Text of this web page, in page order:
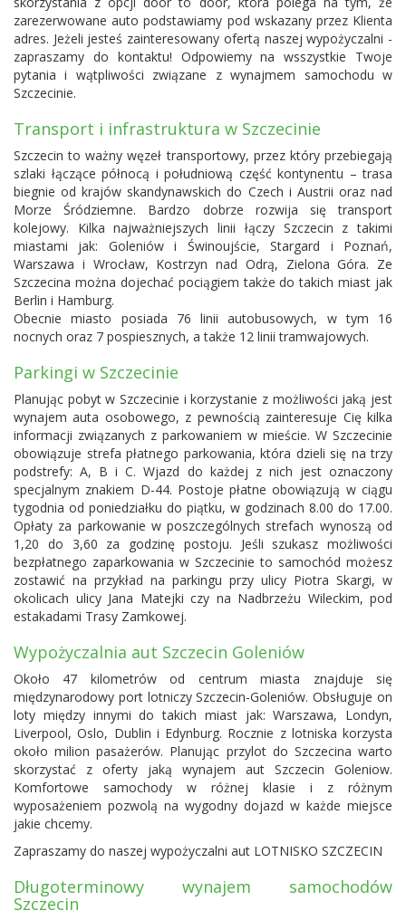
zarezerwowane auto podstawiamy pod wskazany przez Klienta
adres. Jeżeli jesteś zainteresowany ofertą naszej wypożyczalni -
zapraszamy do kontaktu! Odpowiemy na wsszystkie Twoje
pytania i wątpliwości związane z wynajmem samochodu w
Szczecinie.
Transport i infrastruktura w Szczecinie
Szczecin to ważny węzeł transportowy, przez który przebiegają
szlaki łączące północą i południową część kontynentu – trasa
biegnie od krajów skandynawskich do Czech i Austrii oraz nad
Morze Śródziemne. Bardzo dobrze rozwija się transport
kolejowy. Kilka najważniejszych linii łączy Szczecin z takimi
miastami jak: Goleniów i Świnoujście, Stargard i Poznań,
Warszawa i Wrocław, Kostrzyn nad Odrą, Zielona Góra. Ze
Szczecina można dojechać pociągiem także do takich miast jak
Berlin i Hamburg.
Obecnie miasto posiada 76 linii autobusowych, w tym 16
nocnych oraz 7 pospiesznych, a także 12 linii tramwajowych.
Parkingi w Szczecinie
Planując pobyt w Szczecinie i korzystanie z możliwości jaką jest
wynajem auta osobowego, z pewnością zainteresuje Cię kilka
informacji związanych z parkowaniem w mieście. W Szczecinie
obowiązuje strefa płatnego parkowania, która dzieli się na trzy
podstrefy: A, B i C. Wjazd do każdej z nich jest oznaczony
specjalnym znakiem D-44. Postoje płatne obowiązują w ciągu
tygodnia od poniedziałku do piątku, w godzinach 8.00 do 17.00.
Opłaty za parkowanie w poszczególnych strefach wynoszą od
1,20 do 3,60 za godzinę postoju. Jeśli szukasz możliwości
bezpłatnego zaparkowania w Szczecinie to samochód możesz
zostawić na przykład na parkingu przy ulicy Piotra Skargi, w
okolicach ulicy Jana Matejki czy na Nadbrzeżu Wileckim, pod
estakadami Trasy Zamkowej.
Wypożyczalnia aut Szczecin Goleniów
Około 47 kilometrów od centrum miasta znajduje się
międzynarodowy port lotniczy Szczecin-Goleniów. Obsługuje on
loty między innymi do takich miast jak: Warszawa, Londyn,
Liverpool, Oslo, Dublin i Edynburg. Rocznie z lotniska korzysta
około milion pasażerów. Planując przylot do Szczecina warto
skorzystać z oferty jaką wynajem aut Szczecin Goleniow.
Komfortowe samochody w różnej klasie i z różnym
wyposażeniem pozwolą na wygodny dojazd w każde miejsce
jakie chcemy.
Zapraszamy do naszej wypożyczalni aut LOTNISKO SZCZECIN
Długoterminowy wynajem samochodów
Szczecin